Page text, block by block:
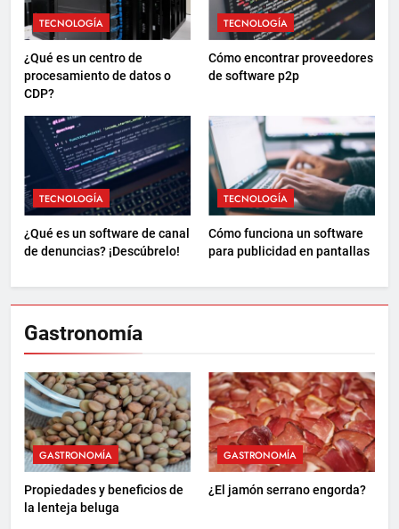
TECNOLOGÍA
¿Qué es un centro de
procesamiento de datos o
CDP?
TECNOLOGÍA
Cómo encontrar proveedores
de software p2p
TECNOLOGÍA
¿Qué es un software de canal
de denuncias? ¡Descúbrelo!
TECNOLOGÍA
Cómo funciona un software
para publicidad en pantallas
Gastronomía
GASTRONOMÍA
Propiedades y beneficios de
la lenteja beluga
GASTRONOMÍA
¿El jamón serrano engorda?